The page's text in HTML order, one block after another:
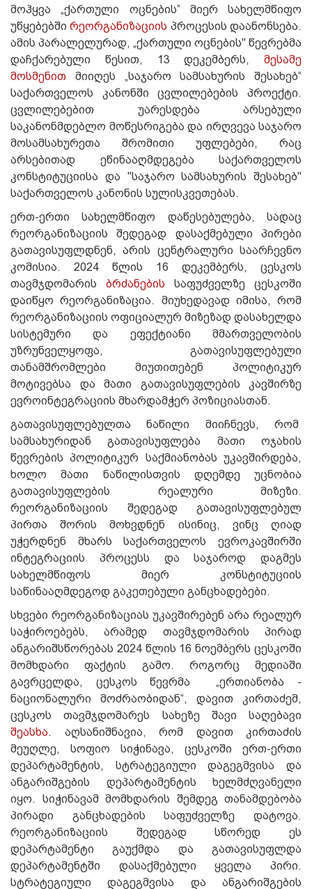
მოჰყვა „ქართული ოცნების” მიერ სახელმწიფო
უწყებებშირეორგანიზაციის პროცესის დაანონსება.
ამის პარალელურად, „ქართული ოცნების" წევრებმა
დაჩქარებული წესით, 13 დეკემბერს, მესამე
მოსმენით მიიღეს „საჯარო სამსახურის შესახებ“
საქართველოს კანონში ცვლილებების პროექტი.
ცვლილებებით უარესდება არსებული
საკანონმდებლო მოწესრიგება და ირღვევა საჯარო
მოსამსახურეთა შრომითი უფლებები, რაც
არსებითად ეწინააღმდეგება საქართველოს
კონსტიტუციისა და "საჯარო სამსახურის შესახებ"
საქართველოს კანონის სულისკვეთებას.
ერთ-ერთი სახელმწიფო დაწესებულება, სადაც
რეორგანიზაციის შედეგად დასაქმებული პირები
გათავისუფლდნენ, არის ცენტრალური საარჩევნო
კომისია. 2024 წლის 16 დეკემბერს, ცესკოს
თავმჯდომარის ბრძანების საფუძველზე ცესკოში
დაიწყო რეორგანიზაცია. მიუხედავად იმისა, რომ
რეორგანიზაციის ოფიციალურ მიზეზად დასახელდა
სისტემური და ეფექტიანი მმართველობის
უზრუნველყოფა, გათავისუფლებული
თანამშრომლები მიუთითებენ პოლიტიკურ
მოტივებსა და მათი გათავისუფლების კავშირზე
ევროინტეგრაციის მხარდამჭერ პოზიციასთან.
გათავისუფლებულთა ნაწილი მიიჩნევს, რომ
სამსახურიდან გათავისუფლება მათი ოჯახის
წევრების პოლიტიკურ საქმიანობას უკავშირდება,
ხოლო მათი ნაწილისთვის დღემდე უცნობია
გათავისუფლების რეალური მიზეზი.
რეორგანიზაციის შედეგად გათავისუფლებულ
პირთა შორის მოხვდნენ ისინიც, ვინც ღიად
უჭერდნენ მხარს საქართველოს ევროკავშირში
ინტეგრაციის პროცესს და საჯაროდ დაგმეს
სახელმწიფოს მიერ კონსტიტუციის
საწინააღმდეგოდ გაკეთებული განცხადებები.
სხვები რეორგანიზაციას უკავშირებენ არა რეალურ
საჭიროებებს, არამედ თავმჯდომარის პირად
ანგარიშსწორებას 2024 წლის 16 ნოემბერს ცესკოში
მომხდარი ფაქტის გამო. როგორც მედიაში
გავრცელდა, ცესკოს წევრმა „ერთიანობა -
ნაციონალური მოძრაობიდან“, დავით კირთაძემ,
ცესკოს თავმჯდომარეს სახეზე შავი საღებავი
შეასხა. აღსანიშნავია, რომ დავით კირთაძის
მეუღლე, სოფიო სიჭინავა, ცესკოში ერთ-ერთი
დეპარტამენტის, სტრატეგიული დაგეგმვისა და
ანგარიშგების დეპარტამენტის ხელმძღვანელი
იყო. სიჭინავამ მომხდარის შემდეგ თანამდებობა
პირადი განცხადების საფუძველზე დატოვა.
რეორგანიზაციის შედეგად სწორედ ეს
დეპარტამენტი გაუქმდა და გათავისუფლდა
დეპარტამენტში დასაქმებული ყველა პირი.
სტრატეგიული დაგეგმვისა და ანგარიშგების